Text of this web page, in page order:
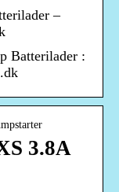
–
Batterilader :
3.8A